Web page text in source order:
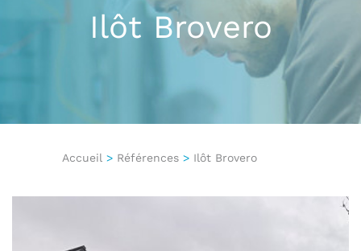
Ilôt Brovero
Accueil > Références > Ilôt Brovero